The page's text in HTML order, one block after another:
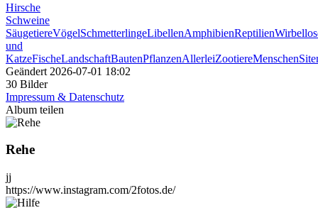
Hirsche
Schweine
SäugetiereVögelSchmetterlingeLibellenAmphibienReptilien
und
KatzeFischeLandschaftBautenPflanzenAllerleiZootiereMenschen
Geändert 2026-07-01 18:02
30 Bilder
Impressum & Datenschutz
Album teilen
Rehe
jj
https://www.instagram.com/2fotos.de/